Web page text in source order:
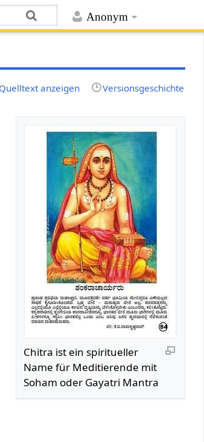
Anonym
Quelltext anzeigen Versionsgeschichte
Chitra ist ein spiritueller
Name für Meditierende mit
Soham oder Gayatri Mantra